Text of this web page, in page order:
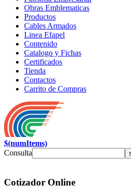
Obras Emblematicas
Productos
Cables Armados
Linea Efapel
Contenido
Catalogo y Fichas
Certificados
Tienda
Contactos
Carrito de Compras
$(numItems)
Consulta
Cotizador Online